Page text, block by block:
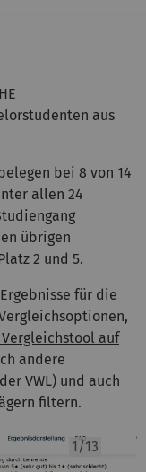
aus
bei 8 von 14
allen 24
übrigen
2 und 5.
für die
,
auf
andere
VWL) und auch
filtern.